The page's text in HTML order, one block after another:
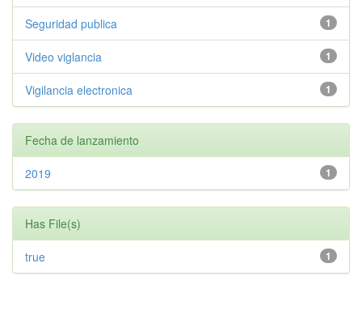
1
Seguridad publica
1
Video viglancia
1
Vigilancia electronica
Fecha de lanzamiento
1
2019
Has File(s)
1
true